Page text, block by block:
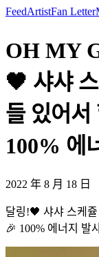
FeedArtistFan Letter
OH MY
🖤 샤샤
들 있어서
100% 에
2022 年 8 月 18 日
달링!🖤 샤샤 스케
🎉 100% 에너지 발